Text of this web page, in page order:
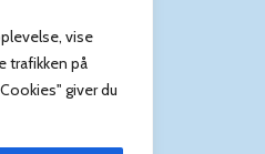
vise
trafikken på
giver du